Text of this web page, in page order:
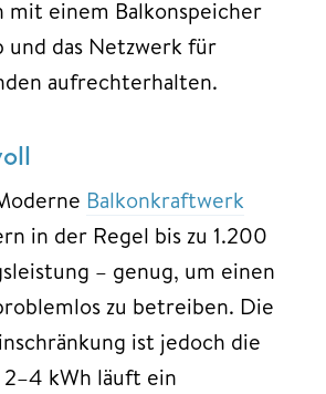
mit einem Balkonspeicher
und das Netzwerk für
aufrechterhalten.
Balkonkraftwerk
in der Regel bis zu 1.200
– genug, um einen
zu betreiben. Die
ist jedoch die
2–4 kWh läuft ein